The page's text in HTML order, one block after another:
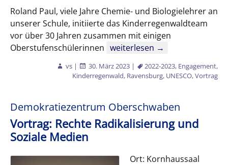
Roland Paul, viele Jahre Chemie- und Biologielehrer an
unserer Schule, initiierte das Kinderregenwaldteam
vor über 30 Jahren zusammen mit einigen
Oberstufenschülerinnen UNESCO-Team
weiterlesen →
vs | 30. März 2023 | 2022-2023, Engagement,
Kinderregenwald, Ravensburg, UNESCO,Vortrag
Demokratiezentrum Oberschwaben
Vortrag: Rechte Radikalisierung und
Soziale Medien
Ort: Kornhaussaal